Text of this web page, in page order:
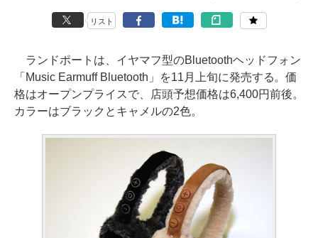
リスト
ランドポートは、イヤマフ型のBluetoothヘッドフォン
「Music Earmuff Bluetooth」を11月上旬に発売する。価
格はオープンプライスで、店頭予想価格は6,400円前後。
カラーはブラックとキャメルの2色。